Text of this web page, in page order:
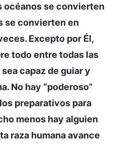
océanos se convierten
se convierten en
Excepto por Él,
todo entre todas las
capaz de guiar y
No hay “poderoso”
preparativos para
menos hay alguien
raza humana avance